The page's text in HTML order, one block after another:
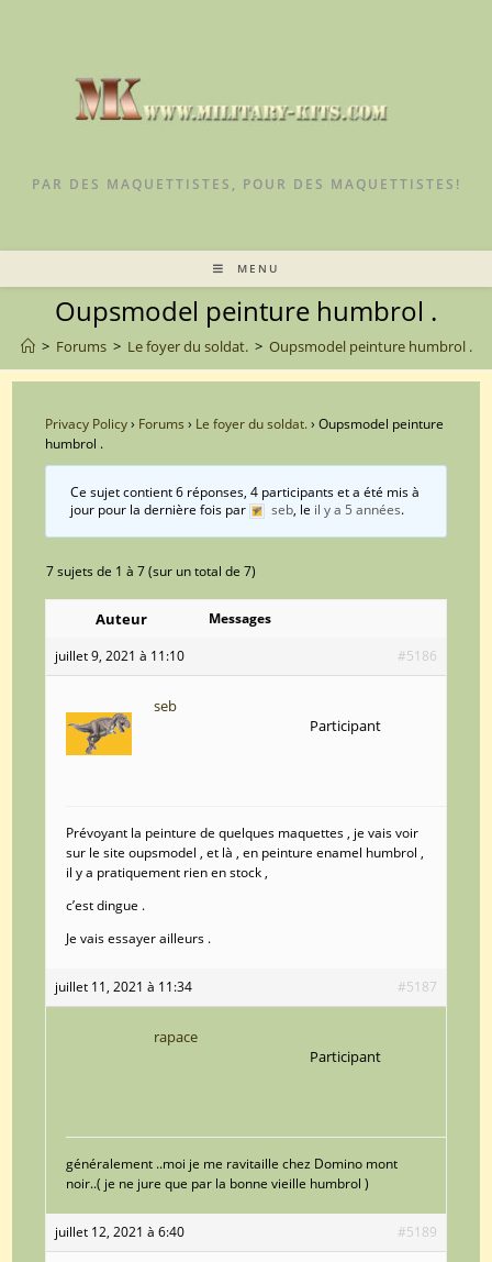
PAR DES MAQUETTISTES, POUR DES MAQUETTISTES!
MENU
Oupsmodel peinture humbrol .
> Forums > Le foyer du soldat. > Oupsmodel peinture humbrol .
Privacy Policy› Forums › Le foyer du soldat.› Oupsmodel peinture
humbrol .
Ce sujet contient 6 réponses, 4 participants et a été mis à
jour pour la dernière fois par
seb, le il y a 5 années.
7 sujets de 1 à 7 (sur un total de 7)
Auteur
Messages
juillet 9, 2021 à 11:10
#5186
seb
Participant
Prévoyant la peinture de quelques maquettes , je vais voir
sur le site oupsmodel , et là , en peinture enamel humbrol ,
il y a pratiquement rien en stock ,
c’est dingue .
Je vais essayer ailleurs .
juillet 11, 2021 à 11:34 #5187
rapace
Participant
généralement ..moi je me ravitaille chez Domino mont
noir..( je ne jure que par la bonne vieille humbrol )
juillet 12, 2021 à 6:40 #5189